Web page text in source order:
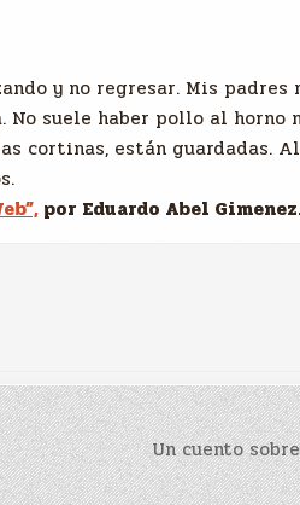
y no regresar. Mis padres
No suele haber pollo al horno
cortinas, están guardadas.
por Eduardo Abel Gimenez.
Un cuento